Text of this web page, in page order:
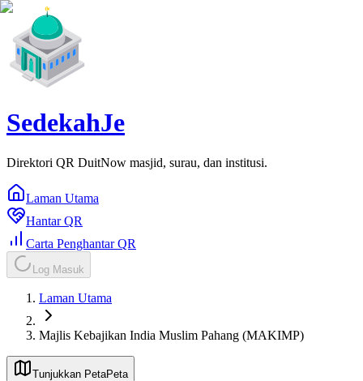
SedekahJe
Direktori QR DuitNow masjid, surau, dan institusi.
Laman Utama
Hantar QR
Carta Penghantar QR
Log Masuk
Laman Utama
Majlis Kebajikan India Muslim Pahang (MAKIMP)
Tunjukkan PetaPeta